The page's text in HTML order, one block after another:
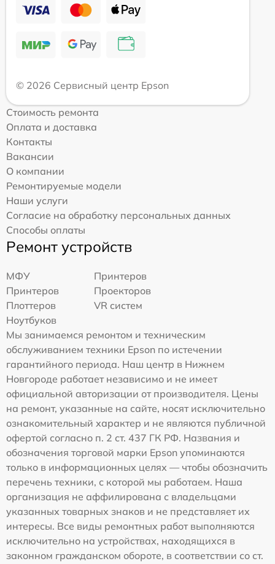
© 2026 Сервисный центр Epson
Стоимость ремонта
Оплата и доставка
Контакты
Вакансии
О компании
Ремонтируемые модели
Наши услуги
Согласие на обработку персональных данных
Способы оплаты
Ремонт устройств
МФУ
Принтеров
Принтеров
Проекторов
Плоттеров
VR систем
Ноутбуков
Мы занимаемся ремонтом и техническим
обслуживанием техники Epson по истечении
гарантийного периода. Наш центр в Нижнем
Новгороде работает независимо и не имеет
официальной авторизации от производителя. Цены
на ремонт, указанные на сайте, носят исключительно
ознакомительный характер и не являются публичной
офертой согласно п. 2 ст. 437 ГК РФ. Названия и
обозначения торговой марки Epson упоминаются
только в информационных целях — чтобы обозначить
перечень техники, с которой мы работаем. Наша
организация не аффилирована с владельцами
указанных товарных знаков и не представляет их
интересы. Все виды ремонтных работ выполняются
исключительно на устройствах, находящихся в
законном гражданском обороте, в соответствии со ст.